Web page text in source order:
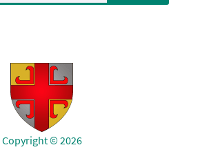
Copyright © 2026